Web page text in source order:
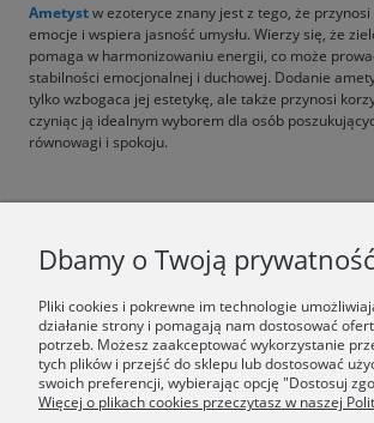
Ametystw ezoteryce znany jest z tego, że
emocje i wspiera jasność umysłu. Wierzy się, że
pomaga w harmonizowaniu energii, co może
stabilności emocjonalnej i duchowej. Dodanie
tylko wzbogaca jej estetykę, ale także przynosi
czyniąc ją idealnym wyborem dla osób
równowagi i spokoju.
ŚWIAT ORSKA
Dołącz do nas:
Dbamy o Twoją prywatność
Pliki cookies i pokrewne im technologie
działanie strony i pomagają nam dostosować
potrzeb. Możesz zaakceptować wykorzystanie
tych plików i przejść do sklepu lub dostosować
swoich preferencji, wybierając opcję "Dostosuj
Więcej o plikach cookies przeczytasz w naszej